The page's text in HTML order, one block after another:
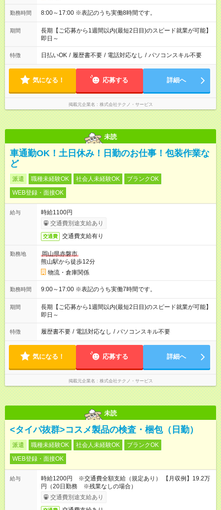
勤務時間 8:00～17:00 ※表記のうち実働8時間です。
期間
長期【ご応募から1週間以内(最短2日目)のスピード就業が可能】
即日～
特徴 日払いOK / 履歴書不要 / 電話対応なし / パソコンスキル不要
気になる！ 応募する 詳細へ
掲載元企業名 株式会社テクノ・サービス
未読
車通勤OK！土日休み！日勤のお仕事！包装作業な
ど
派遣 職種未経験OK 社会人未経験OK
ブランクOK
WEB登録・面接OK
給与
時給1100円
交通費別途支給あり
交通費 交通費支給有り
勤務地
岡山県赤磐市
熊山駅から徒歩12分
物流・倉庫関係
勤務時間 9:00～17:00 ※表記のうち実働7時間です。
期間
長期【ご応募から1週間以内(最短2日目)のスピード就業が可能】
即日～
特徴 履歴書不要 / 電話対応なし / パソコンスキル不要
気になる！ 応募する 詳細へ
掲載元企業名 株式会社テクノ・サービス
未読
<タイパ抜群>コスメ製品の検査・梱包（日勤）
派遣 職種未経験OK 社会人未経験OK
ブランクOK
WEB登録・面接OK
給与
時給1200円 ※交通費全額支給（規定あり） 【月収例】19.2万
円（20日勤務 ※残業なしの場合）
交通費別途支給あり